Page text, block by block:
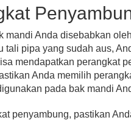
mandi Anda disebabkan
tali pipa yang sudah aus,
mendapatkan perangkat
Anda memilih
pada bak mandi
penyambung, pastikan